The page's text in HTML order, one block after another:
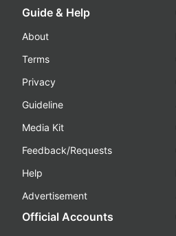
Guide & Help
About
Terms
Privacy
Guideline
Media Kit
Feedback/Requests
Help
Advertisement
Official Accounts